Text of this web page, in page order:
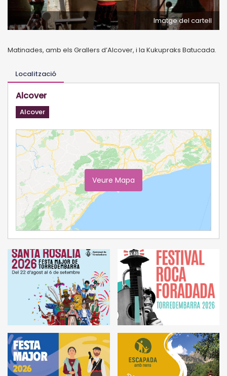
Imatge del cartell
Matinades, amb els Grallers d’Alcover, i la Kukupraks Batucada.
Localització
Alcover
Alcover
Veure Mapa